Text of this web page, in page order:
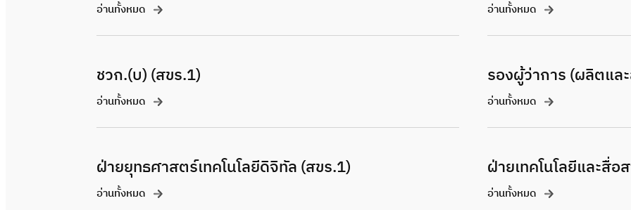
อ่านทั้งหมด อ่านทั้งหมด
ชวก.(บ) (สขร.1)
อ่านทั้งหมด
รองผู้ว่าการ (ผลิตแล
อ่านทั้งหมด
ฝ่ายยุทธศาสตร์เทคโนโลยีดิจิทัล (สขร.1)
อ่านทั้งหมด
ฝ่ายเทคโนโลยีและสื่อ
อ่านทั้งหมด